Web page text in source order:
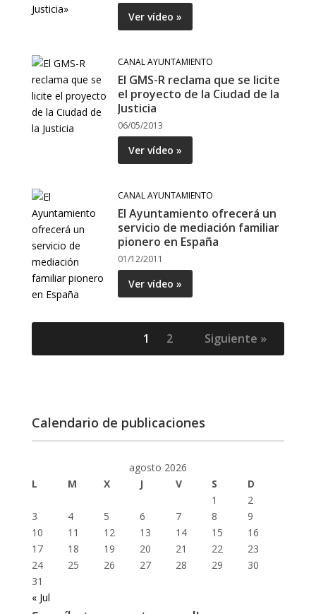
Ver vídeo »
CANAL AYUNTAMIENTO
El GMS-R reclama que se licite
el proyecto de la Ciudad de la
Justicia
06/05/2013
Ver vídeo »
CANAL AYUNTAMIENTO
El Ayuntamiento ofrecerá un
servicio de mediación familiar
pionero en España
01/12/2011
Ver vídeo »
1 2 Siguiente »
Calendario de publicaciones
agosto 2026
L
M X J V S
D
1
2
3
4 5 6 7 8
9
10
11 12 13 14 15
16
17
18 19 20 21 22
23
24
25 26 27 28 29
30
31
« Jul